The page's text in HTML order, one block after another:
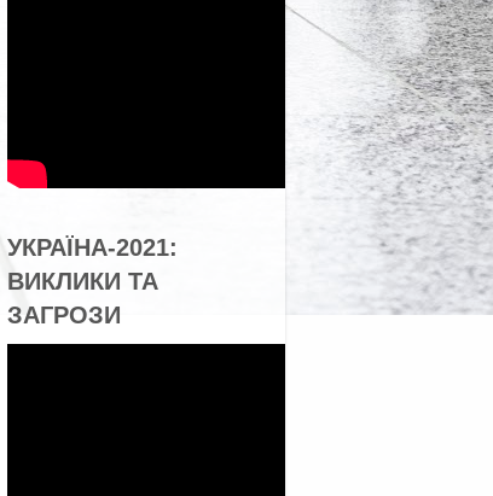
УКРАЇНА-2021:
ВИКЛИКИ ТА
ЗАГРОЗИ